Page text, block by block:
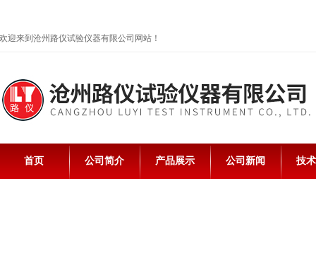
欢迎来到沧州路仪试验仪器有限公司网站！
首页 公司简介 产品展示 公司新闻 技